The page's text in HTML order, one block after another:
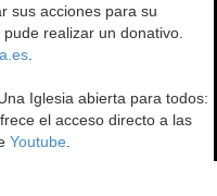
sus acciones para su
realizar un donativo.
.
Iglesia abierta para todos:
el acceso directo a las
Youtube